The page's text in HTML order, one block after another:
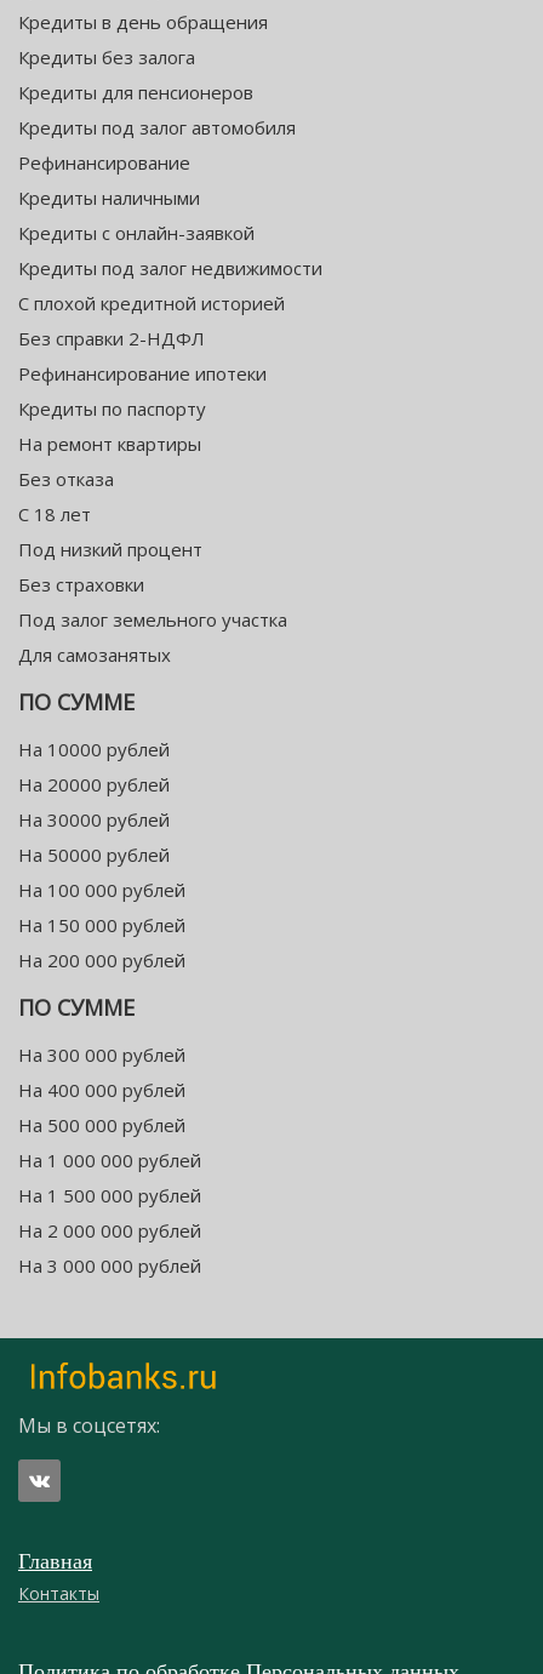
Кредиты в день обращения
Кредиты без залога
Кредиты для пенсионеров
Кредиты под залог автомобиля
Рефинансирование
Кредиты наличными
Кредиты с онлайн-заявкой
Кредиты под залог недвижимости
С плохой кредитной историей
Без справки 2-НДФЛ
Рефинансирование ипотеки
Кредиты по паспорту
На ремонт квартиры
Без отказа
С 18 лет
Под низкий процент
Без страховки
Под залог земельного участка
Для самозанятых
ПО СУММЕ
На 10000 рублей
На 20000 рублей
На 30000 рублей
На 50000 рублей
На 100 000 рублей
На 150 000 рублей
На 200 000 рублей
ПО СУММЕ
На 300 000 рублей
На 400 000 рублей
На 500 000 рублей
На 1 000 000 рублей
На 1 500 000 рублей
На 2 000 000 рублей
На 3 000 000 рублей
Мы в соцсетях:
Главная
Контакты